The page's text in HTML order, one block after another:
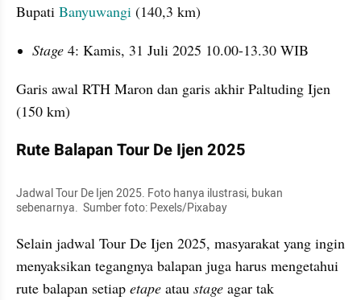
Bupati Banyuwangi (140,3 km)
Stage 4: Kamis, 31 Juli 2025 10.00-13.30 WIB
Garis awal RTH Maron dan garis akhir Paltuding Ijen
(150 km)
Rute Balapan Tour De Ijen 2025
Jadwal Tour De Ijen 2025. Foto hanya ilustrasi, bukan
sebenarnya.  Sumber foto: Pexels/Pixabay
Selain jadwal Tour De Ijen 2025, masyarakat yang ingin
menyaksikan tegangnya balapan juga harus mengetahui
rute balapan setiap etape atau stage agar tak